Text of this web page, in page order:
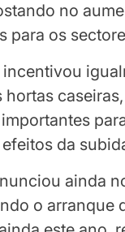
no
para os
incentivou
hortas
da
ainda
o arranque